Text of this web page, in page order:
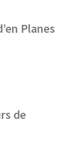
Planes
de